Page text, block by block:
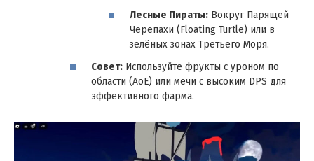
Лесные Пираты: Вокруг Парящей
Черепахи (Floating Turtle) или в
зелёных зонах Третьего Моря.
Совет: Используйте фрукты с уроном по
области (AoE) или мечи с высоким DPS для
эффективного фарма.